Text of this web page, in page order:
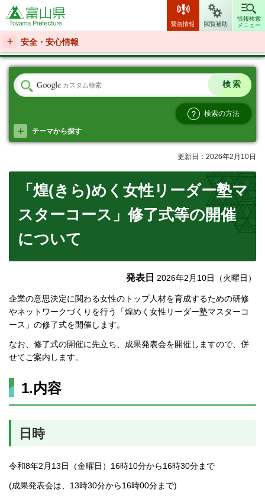
富山県
緊急情報 閲覧補助
情報検索
メニュー
安全・安心情報
検索の方法
テーマから探す
更新日：2026年2月10日
「煌(きら)めく女性リーダー塾マ
スターコース」修了式等の開催
について
発表日 2026年2月10日（火曜日）
企業の意思決定に関わる女性のトップ人材を育成するための研修
やネットワークづくりを行う「煌めく女性リーダー塾マスターコ
ース」の修了式を開催します。
なお、修了式の開催に先立ち、成果発表会を開催しますので、併
せてご案内します。
1.内容
日時
令和8年2月13日（金曜日）16時10分から16時30分まで
(成果発表会は、13時30分から16時00分まで)